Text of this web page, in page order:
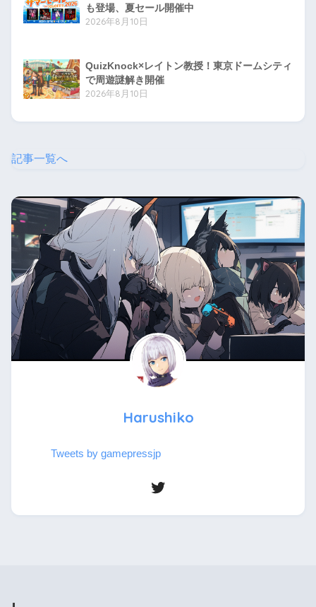
も登場、夏セール開催中
2026年8月10日
QuizKnock×レイトン教授！東京ドームシティ
で周遊謎解き開催
2026年8月10日
記事一覧へ
Harushiko
Tweets by gamepressjp